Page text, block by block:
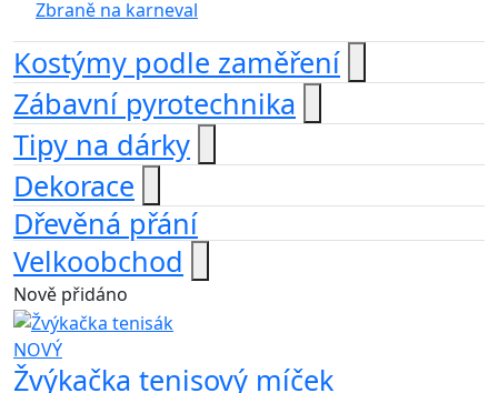
Zbraně na karneval
Kostýmy podle zaměření
Zábavní pyrotechnika
Tipy na dárky
Dekorace
Dřevěná přání
Velkoobchod
Nově přidáno
NOVÝ
Žvýkačka tenisový míček